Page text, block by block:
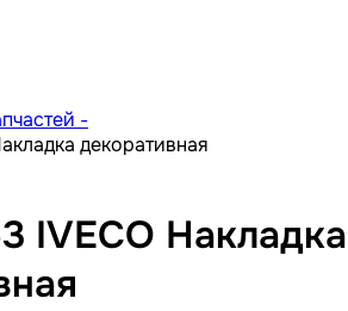
-
декоративная
IVECO Накладка